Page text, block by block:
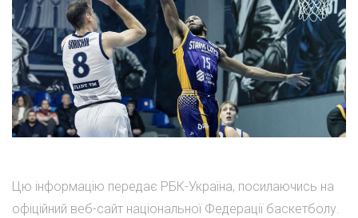
Цю інформацію передає РБК-Україна, посилаючись на
офіційний веб-сайт національної Федерації баскетболу.